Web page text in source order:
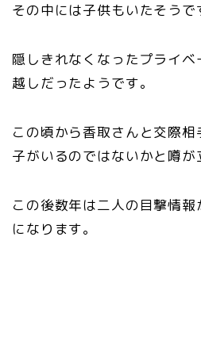
その中には子供もいたそうで
隠しきれなくなったプライベ
越しだったようです。
この頃から香取さんと交際
子がいるのではないかと噂が
この後数年は二人の目撃情
になります。